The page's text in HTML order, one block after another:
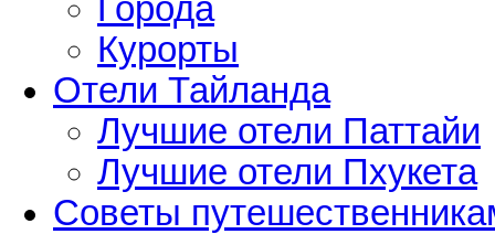
Города
Курорты
Отели Тайланда
Лучшие отели Паттайи
Лучшие отели Пхукета
Советы